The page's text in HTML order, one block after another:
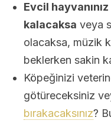
Evcil
kalacaksa veya
olacaksa, müzik
beklerken sakin
Köpeğinizi
götüreceksiniz
bırakacaksınız?